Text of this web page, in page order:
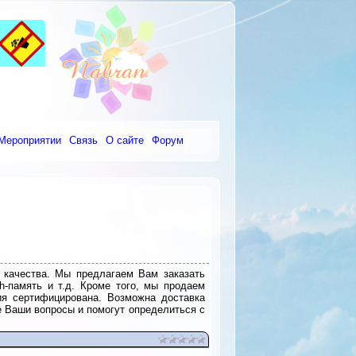
Связь О сайте Форум
Мы предлагаем Вам заказать
память и т.д. Кроме того, мы продаем
сертифицирована. Возможна доставка
вопросы и помогут определиться с